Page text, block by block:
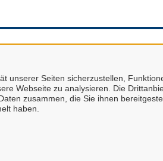
unserer Seiten sicherzustellen,
Webseite zu analysieren. Die
zusammen, die Sie ihnen
haben.